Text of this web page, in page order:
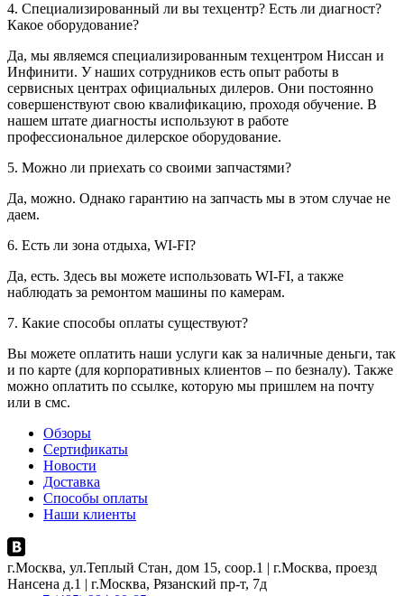
4. Специализированный ли вы техцентр? Есть ли диагност?
Какое оборудование?
Да, мы являемся специализированным техцентром Ниссан и
Инфинити. У наших сотрудников есть опыт работы в
сервисных центрах официальных дилеров. Они постоянно
совершенствуют свою квалификацию, проходя обучение. В
нашем штате диагносты используют в работе
профессиональное дилерское оборудование.
5. Можно ли приехать со своими запчастями?
Да, можно. Однако гарантию на запчасть мы в этом случае не
даем.
6. Есть ли зона отдыха, WI-FI?
Да, есть. Здесь вы можете использовать WI-FI, а также
наблюдать за ремонтом машины по камерам.
7. Какие способы оплаты существуют?
Вы можете оплатить наши услуги как за наличные деньги, так
и по карте (для корпоративных клиентов – по безналу). Также
можно оплатить по ссылке, которую мы пришлем на почту
или в смс.
Обзоры
Сертификаты
Новости
Доставка
Способы оплаты
Наши клиенты
г.Москва, ул.Теплый Стан, дом 15, соор.1 | г.Москва, проезд
Нансена д.1 | г.Москва, Рязанский пр-т, 7д